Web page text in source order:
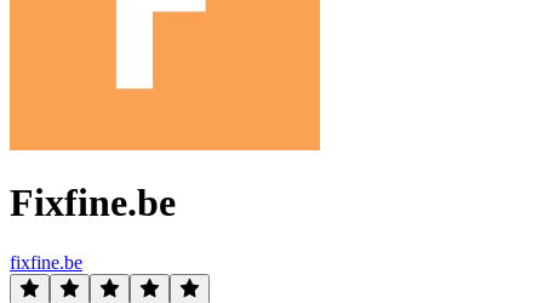
Fixfine.be
fixfine.be